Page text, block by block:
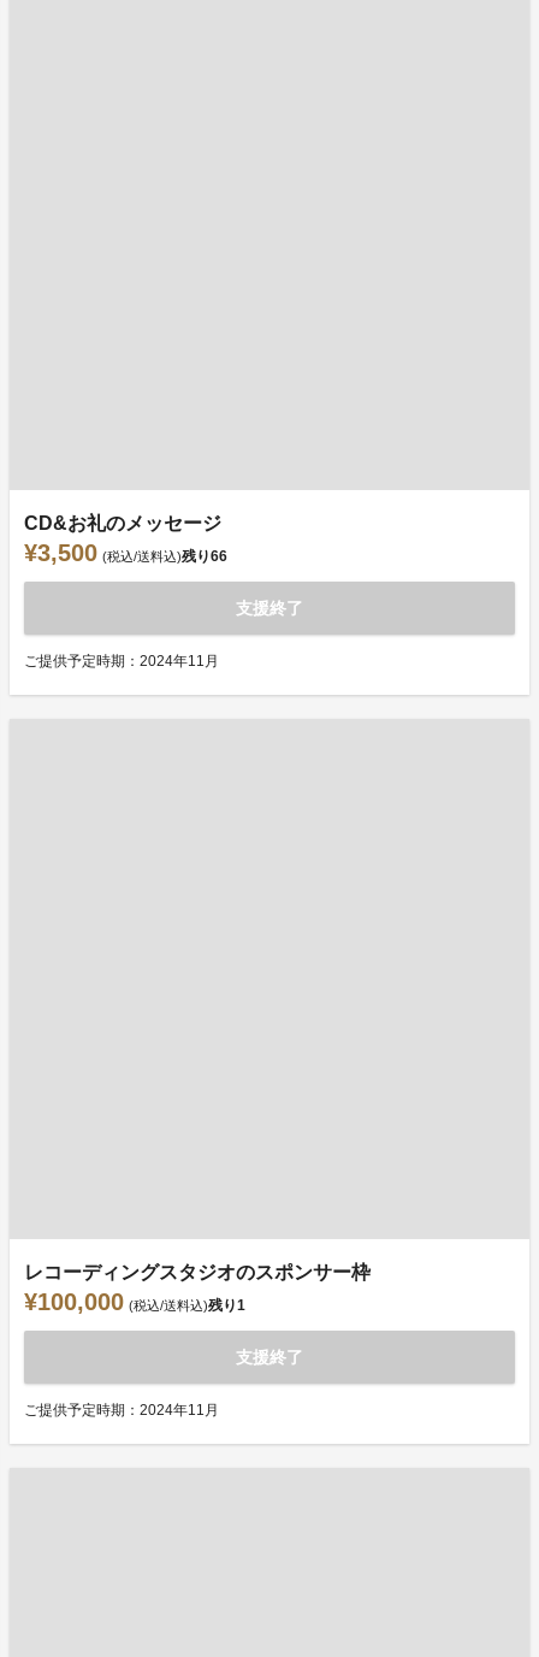
CD&お礼のメッセージ
¥3,500 (税込/送料込)残り66
支援終了
ご提供予定時期：2024年11月
レコーディングスタジオのスポンサー枠
¥100,000 (税込/送料込)残り1
支援終了
ご提供予定時期：2024年11月